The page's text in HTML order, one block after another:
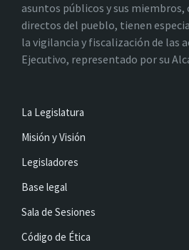
asuntos públicos y sus
directos del pueblo, tienen
la vigilancia y fiscalización de las
Ejecutivo, representado por su
La Legislatura
Misión y Visión
Legisladores
Base legal
Sala de Sesiones
Código de Ética